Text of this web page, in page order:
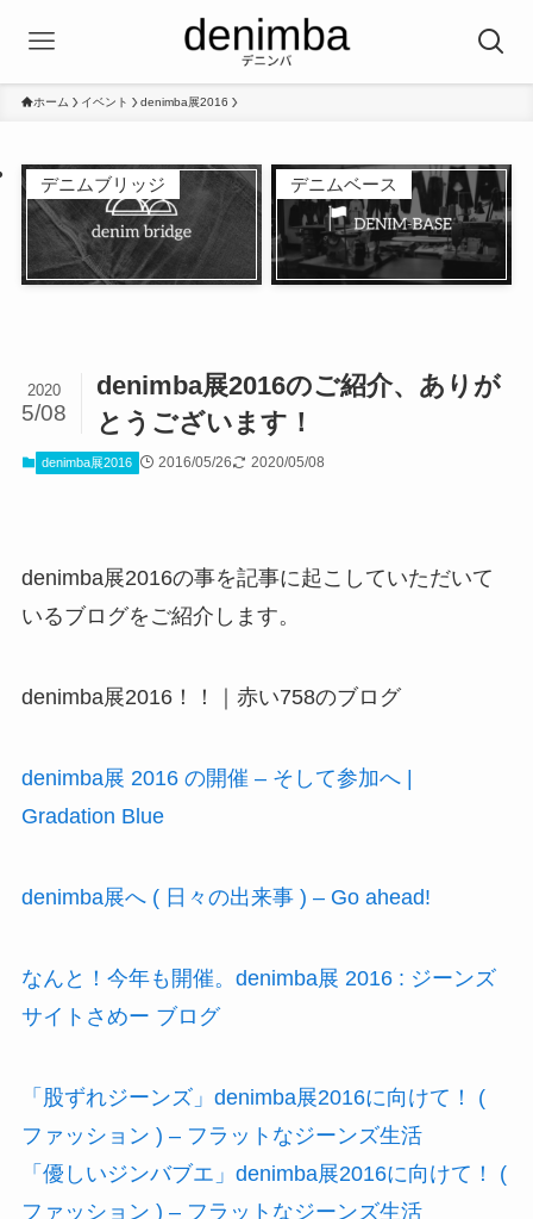
ホーム イベント denimba展2016
デニムブリッジ デニムベース
denimba展2016のご紹介、ありが
とうございます！
2020
5/08
denimba展2016 2016/05/26 2020/05/08
denimba展2016の事を記事に起こしていただいて
いるブログをご紹介します。
denimba展2016！！｜赤い758のブログ
denimba展 2016 の開催 – そして参加へ |
Gradation Blue
denimba展へ ( 日々の出来事 ) – Go ahead!
なんと！今年も開催。denimba展 2016 : ジーンズ
サイトさめー ブログ
「股ずれジーンズ」denimba展2016に向けて！ (
ファッション ) – フラットなジーンズ生活
「優しいジンバブエ」denimba展2016に向けて！ (
ファッション ) – フラットなジーンズ生活